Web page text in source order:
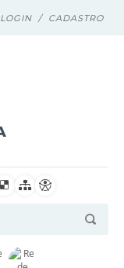
LOGIN / CADASTRO